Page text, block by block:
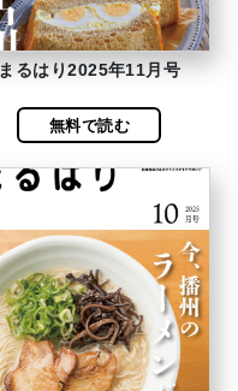
まるはり2025年11月号
無料で読む